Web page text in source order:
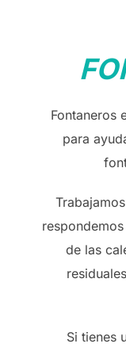
Fontaneros
para
de las
Si tienes